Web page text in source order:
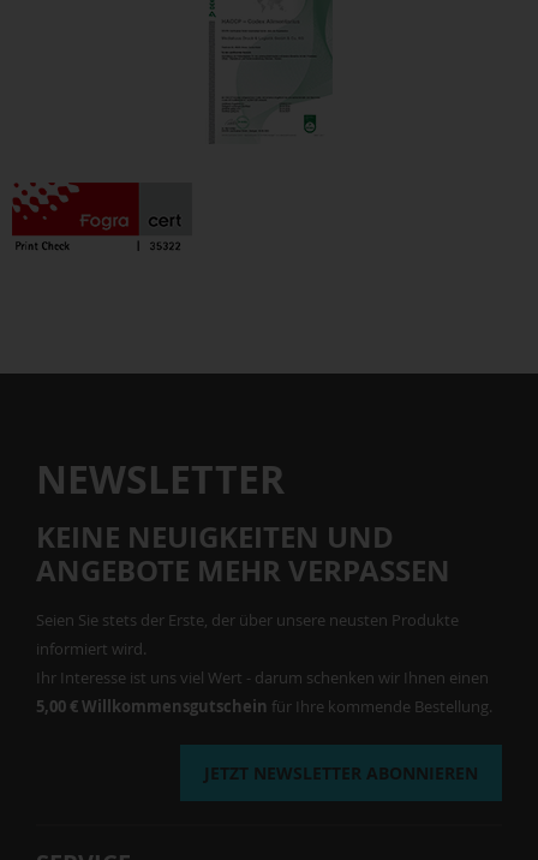
NEWSLETTER
KEINE NEUIGKEITEN UND
ANGEBOTE MEHR VERPASSEN
Seien Sie stets der Erste, der über unsere neusten Produkte
informiert wird.
Ihr Interesse ist uns viel Wert - darum schenken wir Ihnen einen
5,00 € Willkommensgutschein für Ihre kommende Bestellung.
JETZT NEWSLETTER ABONNIEREN